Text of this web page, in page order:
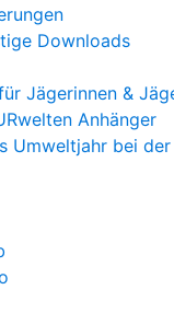
Downloads
Jägerinnen &
Anhänger
Umweltjahr bei